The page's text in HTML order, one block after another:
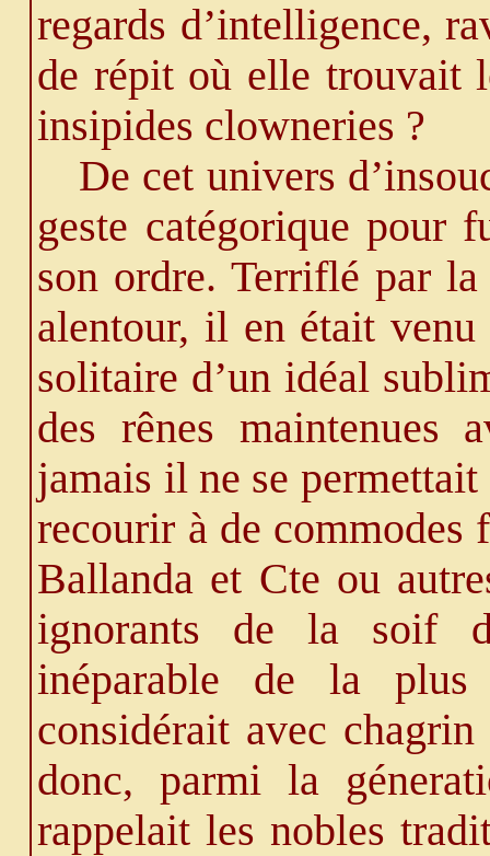
regards d’intelligence,
de répit où elle trouvait
insipides clowneries ?
De cet univers
geste catégorique pour
son ordre. Terriflé par
alentour, il en était
solitaire d’un idéal
des rênes maintenues
jamais il ne se
recourir à de
Ballanda et Cte ou
ignorants de la soif
inéparable de la
considérait avec
donc, parmi la
rappelait les nobles